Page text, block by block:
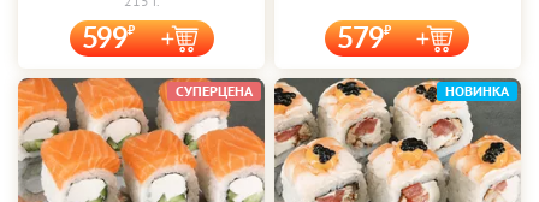
599 579
СУПЕРЦЕНА НОВИНКА